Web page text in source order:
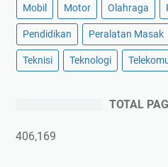
Mobil Motor Olahraga
Pendidikan Peralatan Masak
Teknisi Teknologi
TOTAL
406,169